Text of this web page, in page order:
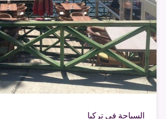
السياحة فى تركيا